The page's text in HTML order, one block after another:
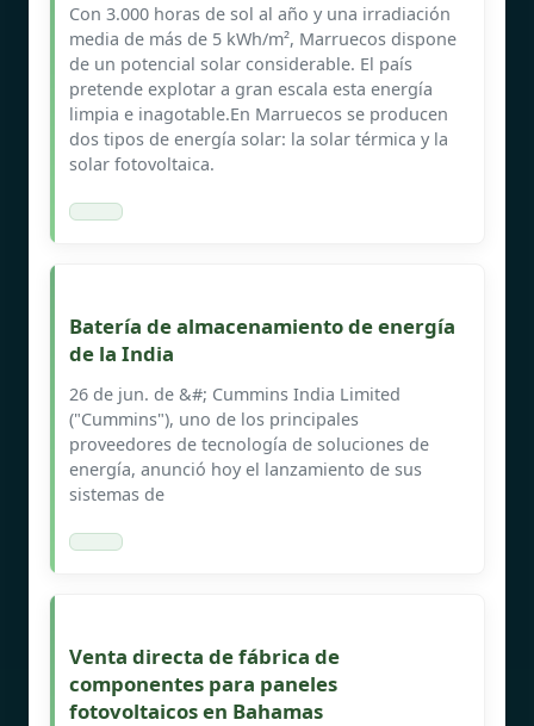
Con 3.000 horas de sol al año y una irradiación
media de más de 5 kWh/m², Marruecos dispone
de un potencial solar considerable. El país
pretende explotar a gran escala esta energía
limpia e inagotable.En Marruecos se producen
dos tipos de energía solar: la solar térmica y la
solar fotovoltaica.
Batería de almacenamiento de energía
de la India
26 de jun. de &#; Cummins India Limited
("Cummins"), uno de los principales
proveedores de tecnología de soluciones de
energía, anunció hoy el lanzamiento de sus
sistemas de
Venta directa de fábrica de
componentes para paneles
fotovoltaicos en Bahamas